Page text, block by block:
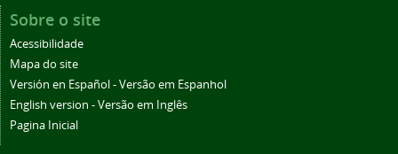
Sobre o site
Acessibilidade
Mapa do site
Versión en Español - Versão em Espanhol
English version - Versão em Inglês
Pagina Inicial